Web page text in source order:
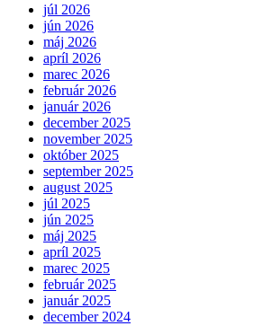
júl 2026
jún 2026
máj 2026
apríl 2026
marec 2026
február 2026
január 2026
december 2025
november 2025
október 2025
september 2025
august 2025
júl 2025
jún 2025
máj 2025
apríl 2025
marec 2025
február 2025
január 2025
december 2024